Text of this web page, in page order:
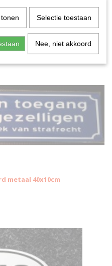
bord 40x10
metaal 40x10cm
Selectie toestaan
Nee, niet akkoord